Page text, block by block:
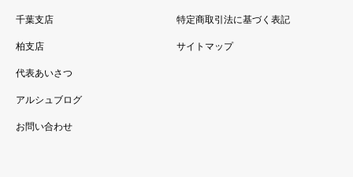
千葉支店
柏支店
代表あいさつ
アルシュブログ
お問い合わせ
特定商取引法に基づく表記
サイトマップ